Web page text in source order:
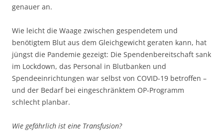
genauer an.
Wie leicht die Waage zwischen gespendetem und
benötigtem Blut aus dem Gleichgewicht geraten kann, hat
jüngst die Pandemie gezeigt: Die Spendenbereitschaft sank
im Lockdown, das Personal in Blutbanken und
Spendeeinrichtungen war selbst von COVID-19 betroffen –
und der Bedarf bei eingeschränktem OP-Programm
schlecht planbar.
Wie gefährlich ist eine Transfusion?